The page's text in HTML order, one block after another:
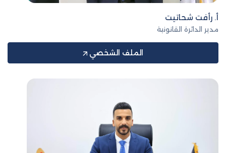
أ. رأفت شحاتيت
مدير الدائرة القانونية
الملف الشخصي